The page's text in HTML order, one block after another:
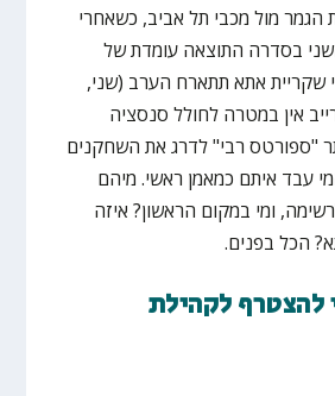
מול מכבי תל אביב, כשאחרי
בסדרה התוצאה עומדת של
רגע לפני שקריית אתא תתארח הערב (שני,
אין במטרה לחולל סנסציה
"ספורטס רבי" לדרג את השחקנים
עבד איתם כמאמן ראשי. מיהם
ומי במקום הראשון? איזה
הכל בפנים.
להצטרף לקהילת